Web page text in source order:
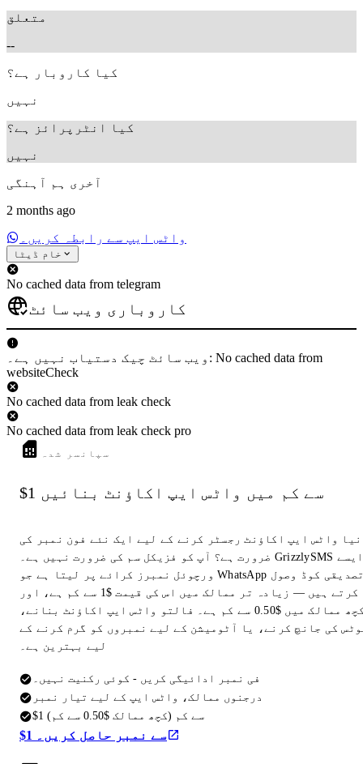
متعلق
--
کیا کاروبار ہے؟
نہیں
کیا انٹرپرائز ہے؟
نہیں
آخری ہم آہنگی
2 months ago
واٹس ایپ سے رابطہ کریں۔
خام ڈیٹا
No cached data from telegram
کاروباری ویب سائٹ
ویب سائٹ چیک دستیاب نہیں ہے۔: No cached data from
websiteCheck
No cached data from leak check
No cached data from leak check pro
سپانسر شدہ
$1 سے کم میں واٹس ایپ اکاؤنٹ بنائیں
نیا واٹس ایپ اکاؤنٹ رجسٹر کرنے کے لیے ایک نئے فون نمبر کی
ضرورت ہے؟ آپ کو فزیکل سم کی ضرورت نہیں ہے۔ GrizzlySMS ایسے
ورچوئل نمبرز کرائے پر لیتا ہے جو WhatsApp تصدیقی کوڈ وصول
کرتے ہیں — زیادہ تر ممالک میں اس کی قیمت $1 سے کم ہے، اور
کچھ ممالک میں $0.50 سے کم ہے۔ فالتو واٹس ایپ اکاؤنٹ بنانے،
کی جانچ کرنے، یا آٹومیشن کے لیے نمبروں کو گرم کرنے کے
لیے بہترین ہے۔
فی نمبر ادائیگی کریں - کوئی رکنیت نہیں۔
درجنوں ممالک، واٹس ایپ کے لیے تیار نمبر
$1 سے کم (کچھ ممالک $0.50 سے کم)
$1 سے نمبر حاصل کریں۔